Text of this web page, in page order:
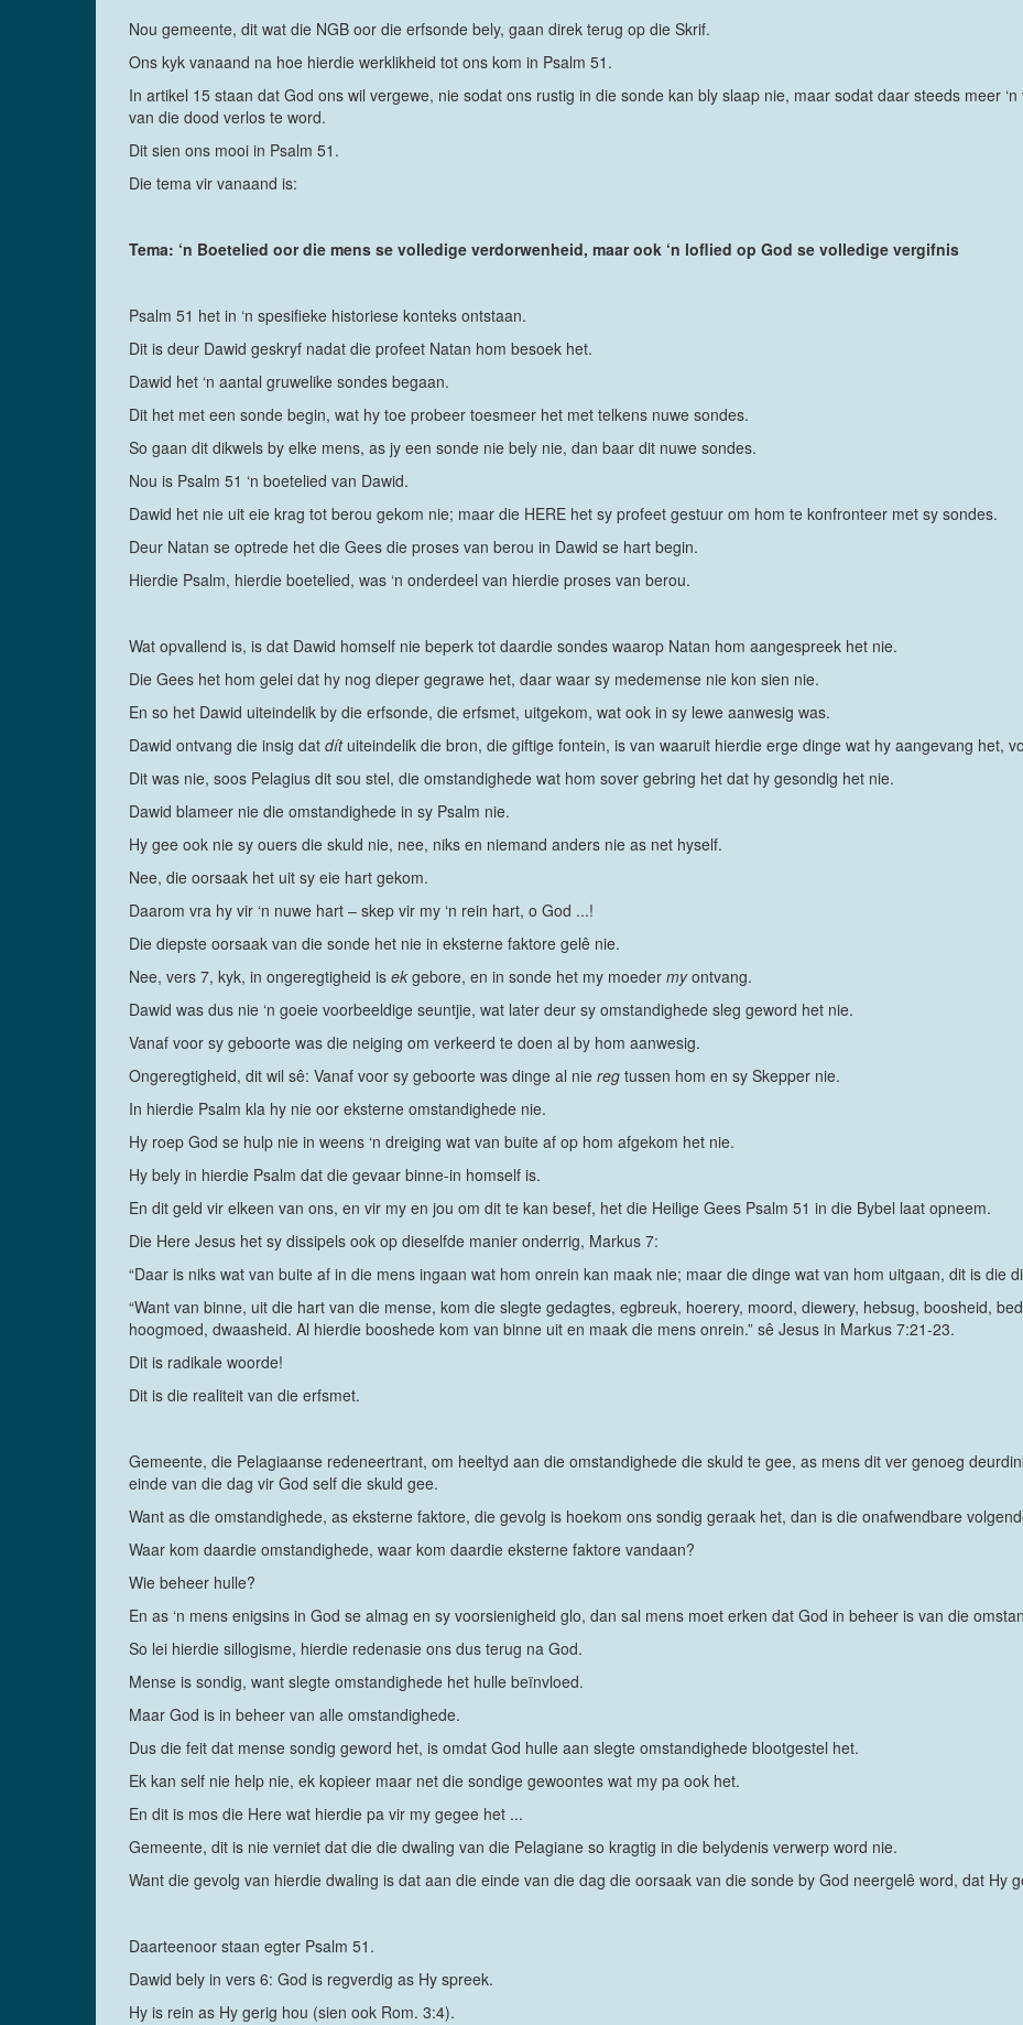
Nou gemeente, dit wat die NGB oor die erfsonde bely, gaan direk terug op die Skrif.
Ons kyk vanaand na hoe hierdie werklikheid tot ons kom in Psalm 51.
In artikel 15 staan dat God ons wil vergewe, nie sodat ons rustig in die sonde kan bly slaap nie, maar sodat daar steeds meer
van die dood verlos te word.
Dit sien ons mooi in Psalm 51.
Die tema vir vanaand is:
Tema: ‘n Boetelied oor die mens se volledige verdorwenheid, maar ook ‘n loflied op God se volledige vergifnis
Psalm 51 het in ‘n spesifieke historiese konteks ontstaan.
Dit is deur Dawid geskryf nadat die profeet Natan hom besoek het.
Dawid het ‘n aantal gruwelike sondes begaan.
Dit het met een sonde begin, wat hy toe probeer toesmeer het met telkens nuwe sondes.
So gaan dit dikwels by elke mens, as jy een sonde nie bely nie, dan baar dit nuwe sondes.
Nou is Psalm 51 ‘n boetelied van Dawid.
Dawid het nie uit eie krag tot berou gekom nie; maar die HERE het sy profeet gestuur om hom te konfronteer met sy sondes.
Deur Natan se optrede het die Gees die proses van berou in Dawid se hart begin.
Hierdie Psalm, hierdie boetelied, was ‘n onderdeel van hierdie proses van berou.
Wat opvallend is, is dat Dawid homself nie beperk tot daardie sondes waarop Natan hom aangespreek het nie.
Die Gees het hom gelei dat hy nog dieper gegrawe het, daar waar sy medemense nie kon sien nie.
En so het Dawid uiteindelik by die erfsonde, die erfsmet, uitgekom, wat ook in sy lewe aanwesig was.
Dawid ontvang die insig dat dítuiteindelik die bron, die giftige fontein, is van waaruit hierdie erge dinge wat hy aangevang het,
Dit was nie, soos Pelagius dit sou stel, die omstandighede wat hom sover gebring het dat hy gesondig het nie.
Dawid blameer nie die omstandighede in sy Psalm nie.
Hy gee ook nie sy ouers die skuld nie, nee, niks en niemand anders nie as net hyself.
Nee, die oorsaak het uit sy eie hart gekom.
Daarom vra hy vir ‘n nuwe hart – skep vir my ‘n rein hart, o God ...!
Die diepste oorsaak van die sonde het nie in eksterne faktore gelê nie.
Nee, vers 7, kyk, in ongeregtigheid is ek gebore, en in sonde het my moeder myontvang.
Dawid was dus nie ‘n goeie voorbeeldige seuntjie, wat later deur sy omstandighede sleg geword het nie.
Vanaf voor sy geboorte was die neiging om verkeerd te doen al by hom aanwesig.
Ongeregtigheid, dit wil sê: Vanaf voor sy geboorte was dinge al nie reg tussen hom en sy Skepper nie.
In hierdie Psalm kla hy nie oor eksterne omstandighede nie.
Hy roep God se hulp nie in weens ‘n dreiging wat van buite af op hom afgekom het nie.
Hy bely in hierdie Psalm dat die gevaar binne-in homself is.
En dit geld vir elkeen van ons, en vir my en jou om dit te kan besef, het die Heilige Gees Psalm 51 in die Bybel laat opneem.
Die Here Jesus het sy dissipels ook op dieselfde manier onderrig, Markus 7:
“Daar is niks wat van buite af in die mens ingaan wat hom onrein kan maak nie; maar die dinge wat van hom uitgaan, dit is die
“Want van binne, uit die hart van die mense, kom die slegte gedagtes, egbreuk, hoerery, moord, diewery, hebsug, boosheid,
hoogmoed, dwaasheid. Al hierdie booshede kom van binne uit en maak die mens onrein.” sê Jesus in Markus 7:21-23.
Dit is radikale woorde!
Dit is die realiteit van die erfsmet.
Gemeente, die Pelagiaanse redeneertrant, om heeltyd aan die omstandighede die skuld te gee, as mens dit ver genoeg
einde van die dag vir God self die skuld gee.
Want as die omstandighede, as eksterne faktore, die gevolg is hoekom ons sondig geraak het, dan is die onafwendbare
Waar kom daardie omstandighede, waar kom daardie eksterne faktore vandaan?
Wie beheer hulle?
En as ‘n mens enigsins in God se almag en sy voorsienigheid glo, dan sal mens moet erken dat God in beheer is van die
So lei hierdie sillogisme, hierdie redenasie ons dus terug na God.
Mense is sondig, want slegte omstandighede het hulle beïnvloed.
Maar God is in beheer van alle omstandighede.
Dus die feit dat mense sondig geword het, is omdat God hulle aan slegte omstandighede blootgestel het.
Ek kan self nie help nie, ek kopieer maar net die sondige gewoontes wat my pa ook het.
En dit is mos die Here wat hierdie pa vir my gegee het ...
Gemeente, dit is nie verniet dat die die dwaling van die Pelagiane so kragtig in die belydenis verwerp word nie.
Want die gevolg van hierdie dwaling is dat aan die einde van die dag die oorsaak van die sonde by God neergelê word, dat Hy
Daarteenoor staan egter Psalm 51.
Dawid bely in vers 6: God is regverdig as Hy spreek.
Hy is rein as Hy gerig hou (sien ook Rom. 3:4).